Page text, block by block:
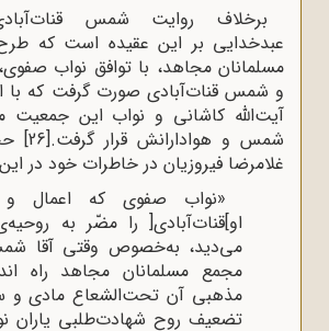
برخلاف روایت شمس
عبدخدایی بر این عقیده است که
مسلمانان مجاهد، با توافق نواب
و شمس قنات‌آبادی صورت گرفت که با
آیت‌الله کاشانی و نواب این جمعیت
شمس و هوادارانش قرار گرفت.[26]
غلامرضا فیروزیان در خاطرات خود در
«نواب صفوی که اعمال و
او]قنات‌آبادی[ را مضّر به
می‌دید، به‌خصوص وقتی آقا
مجمع مسلمانان مجاهد راه
مذهبی آن تحت‌الشعاع مادی
تضعیف روح شهادت‌طلبی یاران